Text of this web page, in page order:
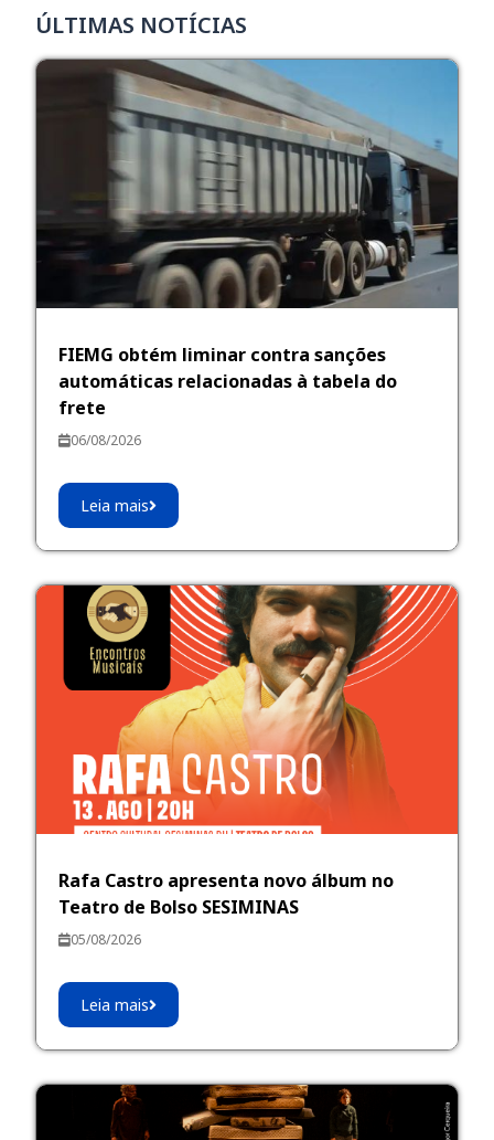
ÚLTIMAS NOTÍCIAS
FIEMG obtém liminar contra sanções
automáticas relacionadas à tabela do
frete
06/08/2026
Leia mais
Rafa Castro apresenta novo álbum no
Teatro de Bolso SESIMINAS
05/08/2026
Leia mais